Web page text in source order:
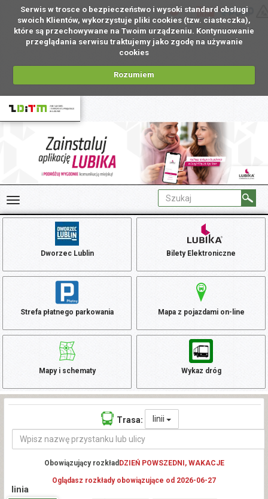
Serwis w trosce o bezpieczeństwo i wysoki standard obsługi
swoich Klientów, wykorzystuje pliki cookies (tzw. ciasteczka),
które są przechowywane na Twoim urządzeniu. Kontynuowanie
przeglądania serwisu traktujemy jako zgodę na używanie
cookies
Rozumiem
PL
Dworzec Lublin Bilety Elektroniczne
Strefa płatnego parkowania Mapa z pojazdami on-line
Mapy i schematy Wykaz dróg
Trasa: linii
Obowiązujący rozkład DZIEŃ POWSZEDNI, WAKACJE
Oglądasz rozkłady obowiązujące od 2026-06-27
linia